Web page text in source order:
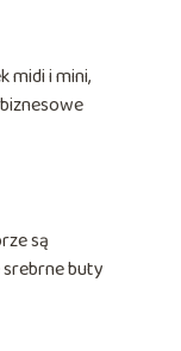
midi i mini,
są
buty